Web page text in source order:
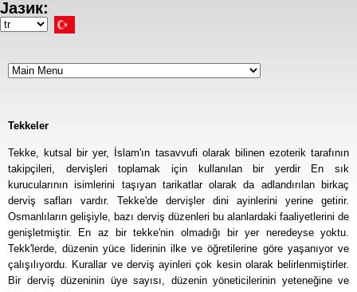
Ana
içeriğe
Јазик:
Select
Tekkeler
Tekke, kutsal bir yer, İslam'ın tasavvufi olarak bilinen ezoterik tarafının
takipçileri, dervişleri toplamak için kullanılan bir yerdir En sık
kurucularının isimlerini taşıyan tarikatlar olarak da adlandırılan birkaç
derviş safları vardır. Tekke'de dervişler dini ayinlerini yerine getirir.
Osmanlıların gelişiyle, bazı derviş düzenleri bu alanlardaki faaliyetlerini de
genişletmiştir. En az bir tekke'nin olmadığı bir yer neredeyse yoktu.
Tekk'lerde, düzenin yüce liderinin ilke ve öğretilerine göre yaşanıyor ve
çalışılıyordu. Kurallar ve derviş ayinleri çok kesin olarak belirlenmiştirler.
Bir derviş düzeninin üye sayısı, düzenin yöneticilerinin yeteneğine ve